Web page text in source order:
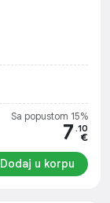
Sa popustom 15%
7 .10
€
Dodaj u korpu